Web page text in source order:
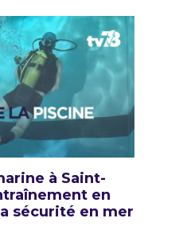
à Saint-
en
sécurité en mer